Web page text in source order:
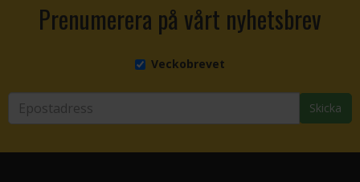
Prenumerera på vårt nyhetsbrev
Veckobrevet
Skicka